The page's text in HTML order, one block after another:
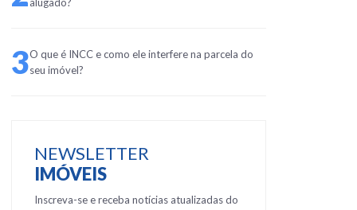
3O que é INCC e como ele interfere na parcela do
seu imóvel?
NEWSLETTER
IMÓVEIS
Inscreva-se e receba notícias atualizadas do